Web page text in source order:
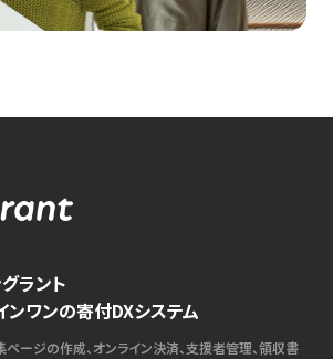
ラント
ワンの寄付DXシステム
ページの作成、オンライン決済、支援者管理、領収書